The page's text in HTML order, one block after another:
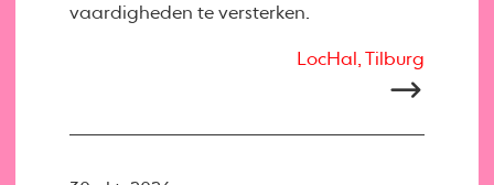
vaardigheden te versterken.
LocHal, Tilburg